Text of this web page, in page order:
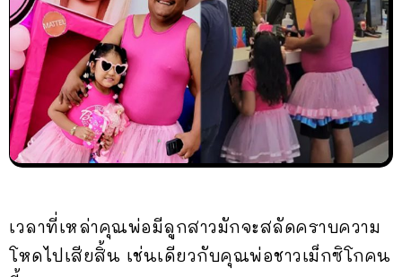
เวลาที่เหล่าคุณพ่อมีลูกสาวมักจะสลัดคราบความ
โหดไปเสียสิ้น เช่นเดียวกับคุณพ่อชาวเม็กซิโกคน